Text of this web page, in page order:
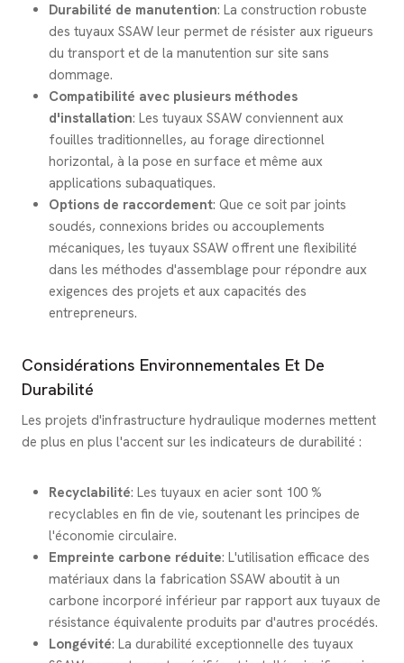
Durabilité de manutention: La construction robuste
des tuyaux SSAW leur permet de résister aux rigueurs
du transport et de la manutention sur site sans
dommage.
Compatibilité avec plusieurs méthodes
d'installation: Les tuyaux SSAW conviennent aux
fouilles traditionnelles, au forage directionnel
horizontal, à la pose en surface et même aux
applications subaquatiques.
Options de raccordement: Que ce soit par joints
soudés, connexions brides ou accouplements
mécaniques, les tuyaux SSAW offrent une flexibilité
dans les méthodes d'assemblage pour répondre aux
exigences des projets et aux capacités des
entrepreneurs.
Considérations Environnementales Et De
Durabilité
Les projets d'infrastructure hydraulique modernes mettent
de plus en plus l'accent sur les indicateurs de durabilité :
Recyclabilité: Les tuyaux en acier sont 100 %
recyclables en fin de vie, soutenant les principes de
l'économie circulaire.
Empreinte carbone réduite: L'utilisation efficace des
matériaux dans la fabrication SSAW aboutit à un
carbone incorporé inférieur par rapport aux tuyaux de
résistance équivalente produits par d'autres procédés.
Longévité: La durabilité exceptionnelle des tuyaux